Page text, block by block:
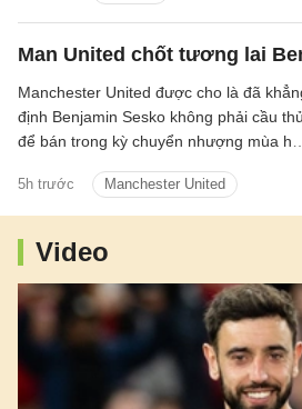
Man United chốt tương lai
5h trước Manchester United
Manchester United được cho là đã
định Benjamin Sesko không phải cầu thủ
để bán trong kỳ chuyển nhượng mùa hè
mẽ từ Bayern Munich và Barcelona.
Video